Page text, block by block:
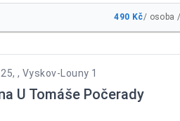
mikrovlnných troubách nebo na
den. Mimo kuřárny na balkonech je
Ubytováváme od 14:00, jinak
490 Kč/ osoba
, Vyskov-Louny 1
U Tomáše Počerady